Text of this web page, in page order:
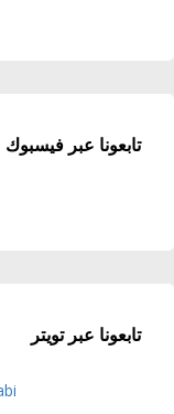
تابعونا عبر فيسبوك
تابعونا عبر تويتر